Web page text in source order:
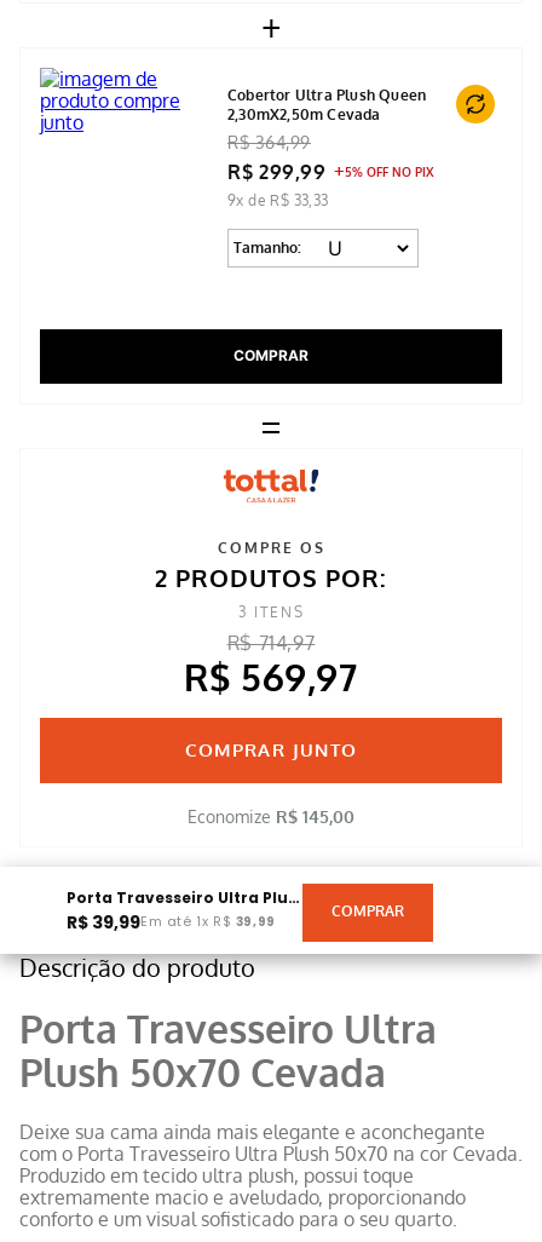
+
Cobertor Ultra Plush Queen
2,30mX2,50m Cevada
R$ 364,99
R$ 299,99 5% OFF NO PIX
9x de R$ 33,33
Tamanho:
COMPRAR
=
COMPRE OS
2 PRODUTOS POR:
3 ITENS
R$ 714,97
R$ 569,97
COMPRAR JUNTO
Economize R$ 145,00
Porta Travesseiro Ultra Plush 50x70 Cevada
R$ 39,99Em até 1x R$ 39,99
Descrição do produto
Porta Travesseiro Ultra
Plush 50x70 Cevada
Deixe sua cama ainda mais elegante e aconchegante
com o Porta Travesseiro Ultra Plush 50x70 na cor Cevada.
Produzido em tecido ultra plush, possui toque
extremamente macio e aveludado, proporcionando
conforto e um visual sofisticado para o seu quarto.